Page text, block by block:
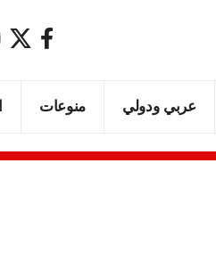
عربي ودولي منوعات